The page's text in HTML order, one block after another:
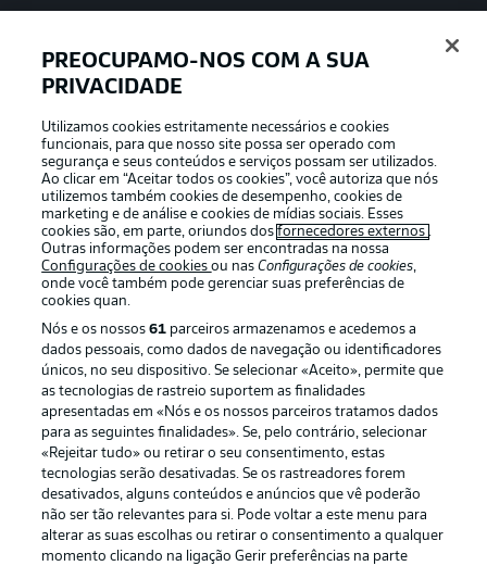
APLICATIVO DA BUNDESLIGA
Oferecido por
Publicidade Avisos legais
Gerir preferências Aviso de privacidade
Trabalhe conosco
Marca Contato
PREOCUPAMO-NOS COM A SUA
PRIVACIDADE
Utilizamos cookies estritamente necessários e cookies
funcionais, para que nosso site possa ser operado com
segurança e seus conteúdos e serviços possam ser utilizados.
Ao clicar em “Aceitar todos os cookies”, você autoriza que nós
utilizemos também cookies de desempenho, cookies de
marketing e de análise e cookies de mídias sociais. Esses
cookies são, em parte, oriundos dosfornecedores externos .
Outras informações podem ser encontradas na nossa
Configurações de cookiesou nasConfigurações de cookies,
onde você também pode gerenciar suas preferências de
cookies quan.
Nós e os nossos61 parceiros armazenamos e acedemos a
dados pessoais, como dados de navegação ou identificadores
únicos, no seu dispositivo. Se selecionar «Aceito», permite que
as tecnologias de rastreio suportem as finalidades
apresentadas em «Nós e os nossos parceiros tratamos dados
para as seguintes finalidades». Se, pelo contrário, selecionar
«Rejeitar tudo» ou retirar o seu consentimento, estas
tecnologias serão desativadas. Se os rastreadores forem
desativados, alguns conteúdos e anúncios que vê poderão
não ser tão relevantes para si. Pode voltar a este menu para
alterar as suas escolhas ou retirar o consentimento a qualquer
momento clicando na ligação Gerir preferências na parte